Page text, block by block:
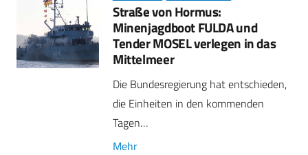
Straße von Hormus:
Minenjagdboot FULDA und
Tender MOSEL verlegen in das
Mittelmeer
Die Bundesregierung hat entschieden,
die Einheiten in den kommenden
Tagen…
Mehr